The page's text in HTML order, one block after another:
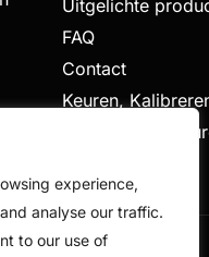
experience,
analyse our traffic.
to our use of
Uitgelichte
FAQ
Contact
Keuren,